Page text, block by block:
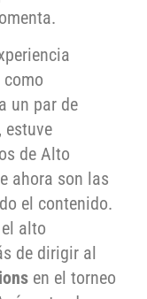
un par de
, estuve
de Alto
ahora son las
el contenido.
alto
de dirigir al
en el torneo